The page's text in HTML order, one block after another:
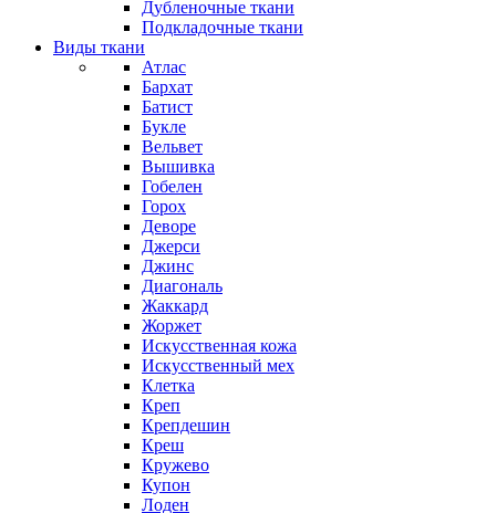
Дубленочные ткани
Подкладочные ткани
Виды ткани
Атлас
Бархат
Батист
Букле
Вельвет
Вышивка
Гобелен
Горох
Деворе
Джерси
Джинс
Диагональ
Жаккард
Жоржет
Искусственная кожа
Искусственный мех
Клетка
Креп
Крепдешин
Креш
Кружево
Купон
Лоден